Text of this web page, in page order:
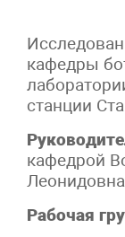
кафедры
станции
кафедрой
Рабочая